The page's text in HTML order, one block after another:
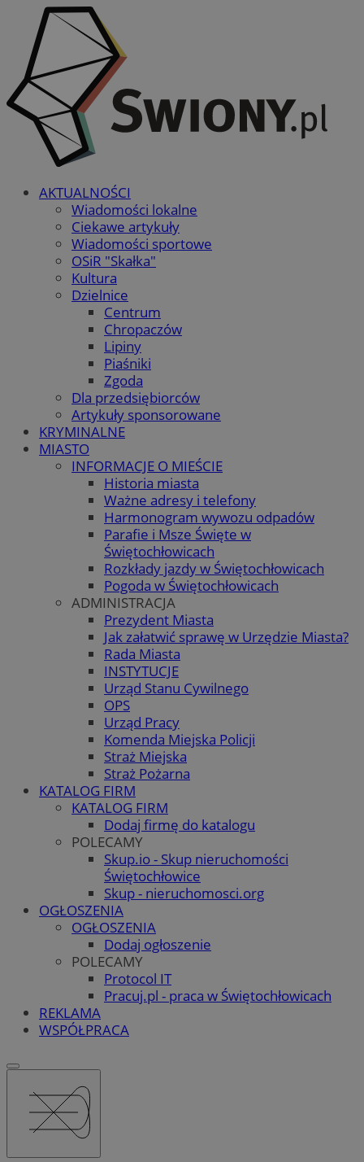
AKTUALNOŚCI
Wiadomości lokalne
Ciekawe artykuły
Wiadomości sportowe
OSiR "Skałka"
Kultura
Dzielnice
Centrum
Chropaczów
Lipiny
Piaśniki
Zgoda
Dla przedsiębiorców
Artykuły sponsorowane
KRYMINALNE
MIASTO
INFORMACJE O MIEŚCIE
Historia miasta
Ważne adresy i telefony
Harmonogram wywozu odpadów
Parafie i Msze Święte w
Świętochłowicach
Rozkłady jazdy w Świętochłowicach
Pogoda w Świętochłowicach
ADMINISTRACJA
Prezydent Miasta
Jak załatwić sprawę w Urzędzie Miasta?
Rada Miasta
INSTYTUCJE
Urząd Stanu Cywilnego
OPS
Urząd Pracy
Komenda Miejska Policji
Straż Miejska
Straż Pożarna
KATALOG FIRM
KATALOG FIRM
Dodaj firmę do katalogu
POLECAMY
Skup.io - Skup nieruchomości
Świętochłowice
Skup - nieruchomosci.org
OGŁOSZENIA
OGŁOSZENIA
Dodaj ogłoszenie
POLECAMY
Protocol IT
Pracuj.pl - praca w Świętochłowicach
REKLAMA
WSPÓŁPRACA